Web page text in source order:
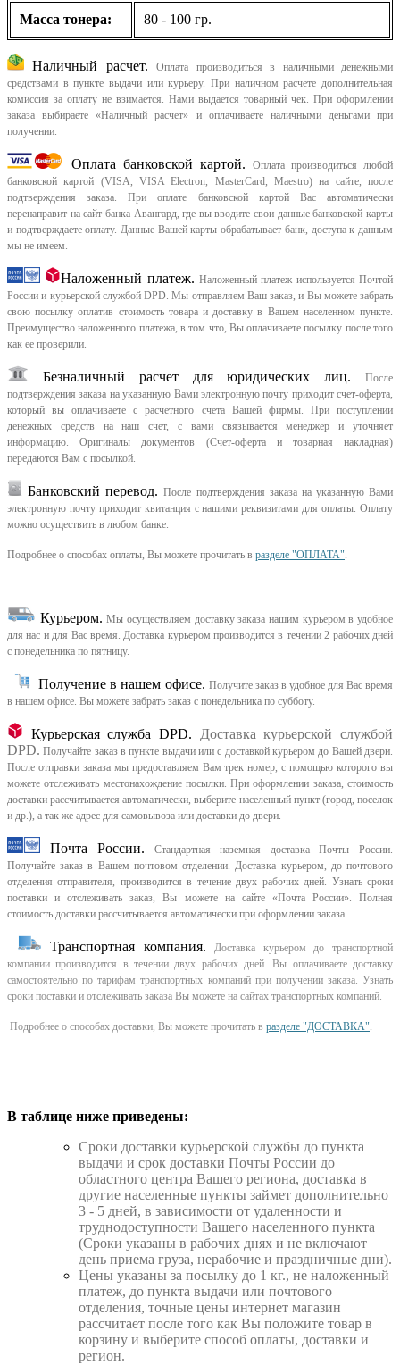
Масса тонера: 80 - 100 гр.
Наличный расчет.
Оплата производиться в наличными денежными
средствами в пункте выдачи или курьеру. При наличном расчете дополнительная
комиссия за оплату не взимается. Нами выдается товарный чек. При оформлении
заказа выбираете «Наличный расчет» и оплачиваете наличными деньгами при
получении.
Оплата банковской картой.
Оплата производиться любой
банковской картой (VISA, VISA Electron, MasterCard, Maestro) на сайте, после
подтверждения заказа. При оплате банковской картой Вас автоматически
перенаправит на сайт банка Авангард, где вы вводите свои данные банковской карты
и подтверждаете оплату. Данные Вашей карты обрабатывает банк, доступа к данным
мы не имеем.
Наложенный платеж. Наложенный платеж используется Почтой
России и курьерской службой DPD. Мы отправляем Ваш заказ, и Вы можете забрать
свою посылку оплатив стоимость товара и доставку в Вашем населенном пункте.
Преимущество наложенного платежа, в том что, Вы оплачиваете посылку после того
как ее проверили.
Безналичный расчет для юридических лиц.
После
подтверждения заказа на указанную Вами электронную почту приходит счет-оферта,
который вы оплачиваете с расчетного счета Вашей фирмы. При поступлении
денежных средств на наш счет, с вами связывается менеджер и уточняет
информацию. Оригиналы документов (Счет-оферта и товарная накладная)
передаются Вам с посылкой.
Банковский перевод. После подтверждения заказа на указанную Вами
электронную почту приходит квитанция с нашими реквизитами для оплаты. Оплату
можно осуществить в любом банке.
Подробнее о способах оплаты, Вы можете прочитать в разделе "ОПЛАТА".
Курьером. Мы осуществляем доставку заказа нашим курьером в удобное
для нас и для Вас время.Доставка курьером производится в течении 2 рабочих дней
с понедельника по пятницу.
Получение в нашем офисе. Получите заказ в удобное для Вас время
в нашем офисе. Вы можете забрать заказ с понедельника по субботу.
Курьерская служба DPD.
Доставка курьерской службой
DPD. Получайте заказ в пункте выдачи или с доставкой курьером до Вашей двери.
После отправки заказа мы предоставляем Вам трек номер, с помощью которого вы
можете отслеживать местонахождение посылки. При оформлении заказа, стоимость
доставки рассчитывается автоматически, выберите населенный пункт (город, поселок
и др.), а так же адрес для самовывоза или доставки до двери.
Почта России.
Стандартная наземная доставка Почты России.
Получайте заказ в Вашем почтовом отделении. Доставка курьером, до почтового
отделения отправителя, производится в течение двух рабочих дней. Узнать сроки
поставки и отслеживать заказ, Вы можете на сайте «Почта России». Полная
стоимость доставки рассчитывается автоматически при оформлении заказа.
Транспортная компания.
Доставка курьером до транспортной
компании производится в течении двух рабочих дней. Вы оплачиваете доставку
самостоятельно по тарифам транспортных компаний при получении заказа. Узнать
сроки поставки и отслеживать заказа Вы можете на сайтах транспортных компаний.
Подробнее о способах доставки, Вы можете прочитать в разделе "ДОСТАВКА".
В таблице ниже приведены:
Cроки доставки курьерской службы до пункта
выдачи и срок доставки Почты России до
областного центра Вашего региона, доставка в
другие населенные пункты займет дополнительно
3 - 5 дней, в зависимости от удаленности и
труднодоступности Вашего населенного пункта
(Сроки указаны в рабочих днях и не включают
день приема груза, нерабочие и праздничные дни).
Цены указаны за посылку до 1 кг., не наложенный
платеж, до пункта выдачи или почтового
отделения, точные цены интернет магазин
рассчитает после того как Вы положите товар в
корзину и выберите способ оплаты, доставки и
регион.